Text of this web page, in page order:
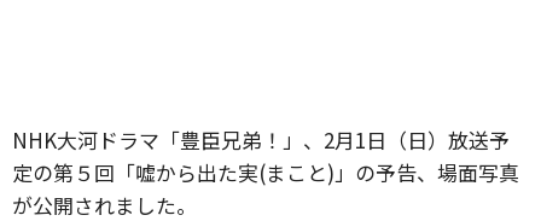
NHK大河ドラマ「豊臣兄弟！」、2月1日（日）放送予
定の第５回「嘘から出た実(まこと)」の予告、場面写真
が公開されました。